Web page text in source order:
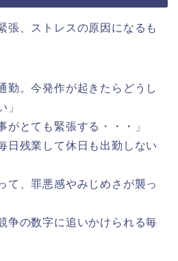
張、ストレスの原因になるも
勤。今発作が起きたらどうし
」
がとても緊張する・・・」
日残業して休日も出勤しない
て、罪悪感やみじめさが襲っ
争の数字に追いかけられる毎